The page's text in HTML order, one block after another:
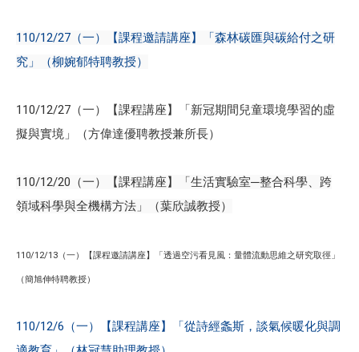
110/12/27（一）【課程邀請講座】「森林碳匯與碳給付之研
究」（柳婉郁特聘教授）
110/12/27（一）【課程講座】「新冠期間兒童環境學習的虛
擬與實境」（方偉達優聘教授兼所長）
110/12/20（一）【課程講座】「生活實驗室─整合科學、跨
領域科學與全機構方法」（葉欣誠教授）
110/12/13（一）【課程邀請講座】「透過空污看見風：量體流動思維之研究取徑」
（簡旭伸特聘教授）
110/12/6（一）【課程講座】「從詩經螽斯，談氣候暖化與調